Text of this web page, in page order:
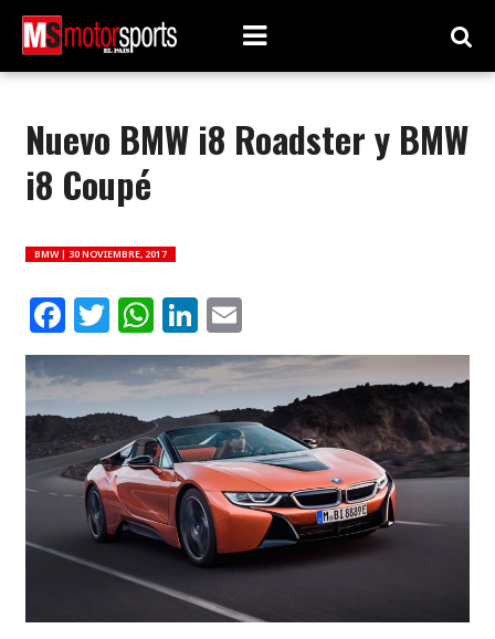
Nuevo BMW i8 Roadster y BMW
i8 Coupé
BMW | 30 NOVIEMBRE, 2017
Facebook
Twitter
WhatsApp
LinkedIn
Email